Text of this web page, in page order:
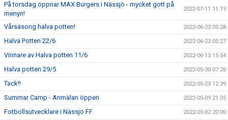
På torsdag öppnar MAX Burgers i Nässjö - mycket gott på
menyn!
2022-07-11 11:19
Vårsäsong halva potten! 2022-06-23 05:28
Halva Potten 22/6 2022-06-23 05:27
Vinnare av Halva potten 11/6 2022-06-13 15:54
Halva potten 29/5 2022-05-30 07:26
Tack!! 2022-05-23 12:39
Summar Camp - Anmälan öppen 2022-05-09 21:05
Fotbollsutvecklare i Nässjö FF 2022-05-02 20:00